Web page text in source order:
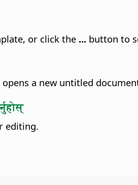
or click the ... button to
a new untitled
editing.